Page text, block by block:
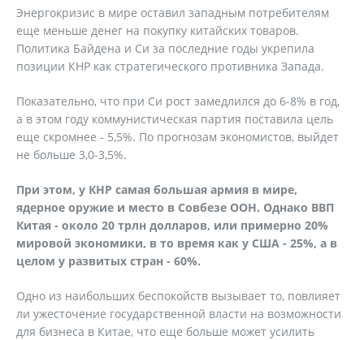
Энергокризис в мире оставил западным потребителям
еще меньше денег на покупку китайских товаров.
Политика Байдена и Си за последние годы укрепила
позиции КНР как стратегического противника Запада.
Показательно, что при Си рост замедлился до 6-8% в год,
а в этом году коммунистическая партия поставила цель
еще скромнее - 5,5%. По прогнозам экономистов, выйдет
не больше 3,0-3,5%.
При этом, у КНР самая большая армия в мире,
ядерное оружие и место в Совбезе ООН. Однако ВВП
Китая - около 20 трлн долларов, или примерно 20%
мировой экономики, в то время как у США - 25%, а в
целом у развитых стран - 60%.
Одно из наибольших беспокойств вызывает то, повлияет
ли ужесточение государственной власти на возможности
для бизнеса в Китае, что еще больше может усилить